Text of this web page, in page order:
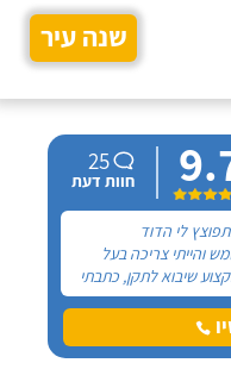
שנה עיר
25
חוות דעת
לי הדוד
והייתי צריכה בעל
שיבוא לתקן, כתבתי
טכנאי דודים ואז
לקבוצה של העיר
בפייסבוק, שם כמה